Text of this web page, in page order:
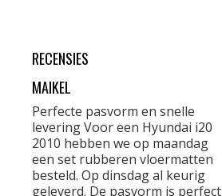
RECENSIES
MAIKEL
Perfecte pasvorm en snelle
levering Voor een Hyundai i20
2010 hebben we op maandag
een set rubberen vloermatten
besteld. Op dinsdag al keurig
geleverd. De pasvorm is perfect